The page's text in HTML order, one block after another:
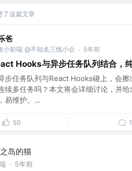
了这篇文章
爸
小前端 @不知名三线小企 · 5年前
Hooks与异步任务队列结合，
步任务队列与React Hooks碰上，会
续多任务吗？本文将会详细讨论，并
易维护。...
50
岛的猫
· 5年前